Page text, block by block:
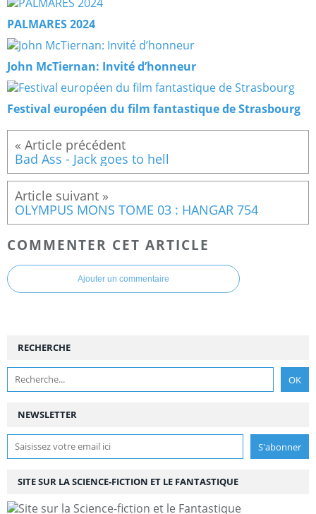
PALMARES 2024
John McTiernan: Invité d’honneur
Festival européen du film fantastique de Strasbourg
Bad Ass - Jack goes to hell
OLYMPUS MONS TOME 03 : HANGAR 754
COMMENTER CET ARTICLE
Ajouter un commentaire
NEWSLETTER
RECHERCHE
SITE SUR LA SCIENCE-FICTION ET LE FANTASTIQUE